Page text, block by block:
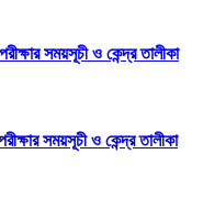
সময়সূচী ও কেন্দ্র তালীকা
সময়সূচী ও কেন্দ্র তালীকা